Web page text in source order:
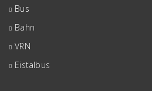
Bus
Bahn
VRN
Eistalbus